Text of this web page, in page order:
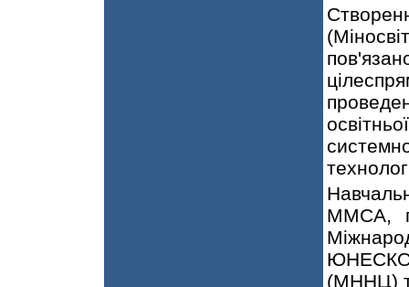
ММСА,
ЮНЕСКО
(МННЦ)